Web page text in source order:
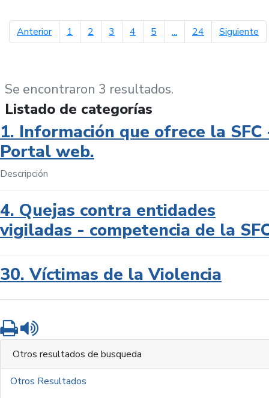
Anteriorpágina anterior
1 2 3 4 5 ... 24 Siguiente
Se encontraron 3 resultados.
Listado de categorías
1. Información que ofrece la SFC
Portal web.
Descripción
4. Quejas contra entidades
vigiladas - competencia de la
30. Víctimas de la Violencia
Imprimir
Otros resultados de busqueda
Otros Resultados